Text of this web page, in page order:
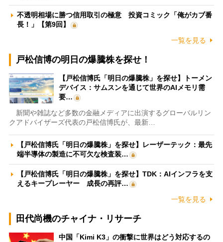
不透明相場に勝つ信用取引の極意 投資コミック「俺がカブ番
長！」【第9回】
一覧を見る
戸松信博の明日の爆騰株を探せ！
【戸松信博氏「明日の爆騰株」を探せ】トーメン
デバイス：サムスンを通じて世界のAIメモリ需
要…
新聞や雑誌など多数の金融メディアに出演するグローバルリン
クアドバイザーズ代表の戸松信博氏が、最新…
【戸松信博氏「明日の爆騰株」を探せ】レーザーテック：最先
端半導体の製造に不可欠な検査装…
【戸松信博氏「明日の爆騰株」を探せ】TDK：AIインフラを支
えるキープレーヤー 成長の再評…
一覧を見る
田代尚機のチャイナ・リサーチ
中国「Kimi K3」の衝撃に世界はどう対応するの